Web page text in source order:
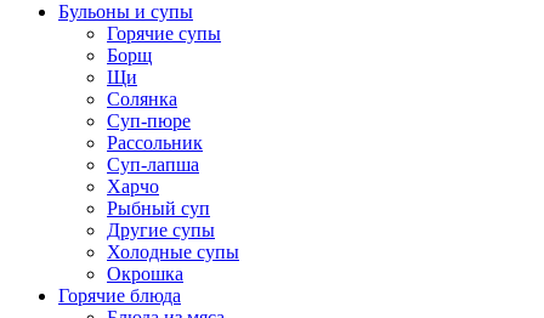
Бульоны и супы
Горячие супы
Борщ
Щи
Солянка
Суп-пюре
Рассольник
Суп-лапша
Харчо
Рыбный суп
Другие супы
Холодные супы
Окрошка
Горячие блюда